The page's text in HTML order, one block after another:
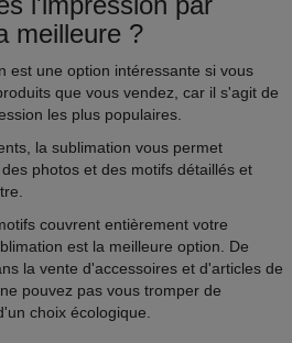
meilleure ?
est une option intéressante si vous
que vous vendez, car il s'agit de
les plus populaires.
la sublimation vous permet
photos et des motifs détaillés et
couvrent entièrement votre
est la meilleure option. De
la vente d'accessoires et d'articles de
pouvez pas vous tromper de
choix écologique.